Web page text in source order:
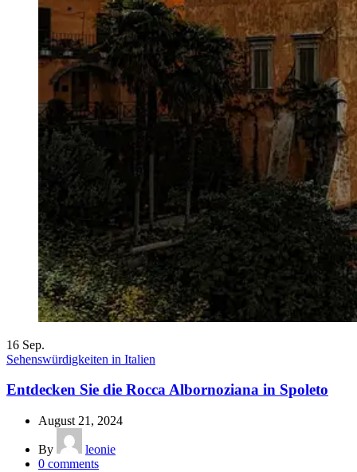
16 Sep.
Sehenswürdigkeiten in Italien
Entdecken Sie die Rocca Albornoziana in Spoleto
August 21, 2024
By
leonie
0 comments